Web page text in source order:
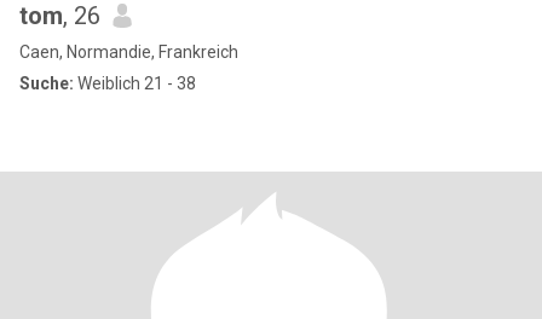
tom, 26
Caen, Normandie, Frankreich
Suche: Weiblich 21 - 38